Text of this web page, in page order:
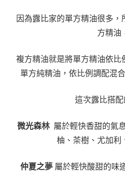
因為露比家的單方精油很多
方精油
複方精油就是將單方精油依比
單方純精油，依比例調配混
這次露比搭
微光森林 屬於輕快香甜的氣
柚、茶樹、尤加利
仲夏之夢 屬於輕快酸甜的味